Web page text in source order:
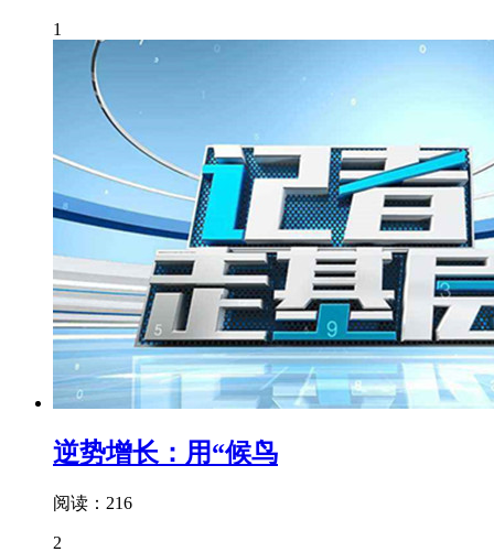
1
逆势增长：用“候鸟
阅读：216
2